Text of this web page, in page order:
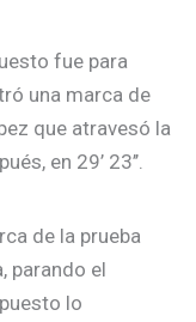
fue para
una marca de
que atravesó la
en 29’ 23’’.
de la prueba
parando el
lo